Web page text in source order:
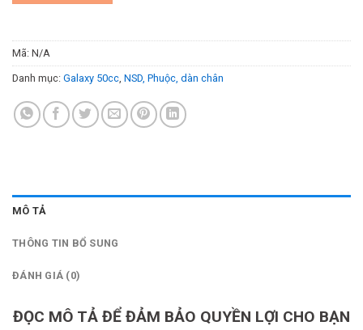
Mã: N/A
Danh mục: Galaxy 50cc NSD, Phuộc, dàn chân
MÔ TẢ
THÔNG TIN BỔ SUNG
ĐÁNH GIÁ (0)
ĐỌC MÔ TẢ ĐỂ ĐẢM BẢO QUYỀN LỢI CHO BẠN